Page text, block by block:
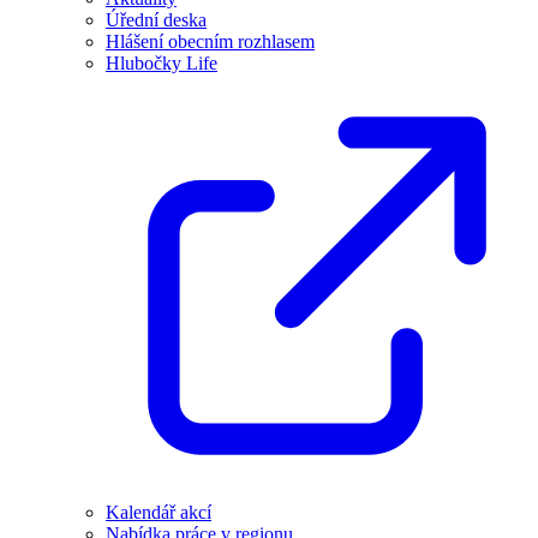
Úřední deska
Hlášení obecním rozhlasem
Hlubočky Life
Kalendář akcí